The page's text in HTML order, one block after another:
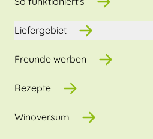
Liefergebiet
Freunde werben
Rezepte
Winoversum